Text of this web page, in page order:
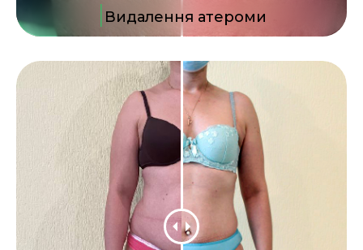
| Видалення атероми